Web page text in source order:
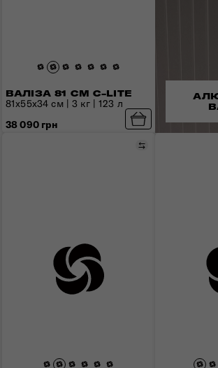
ВАЛІЗА 81 СМ C-LITE
81x55x34 см | 3 кг | 123 л
38 090 грн
Порівняти